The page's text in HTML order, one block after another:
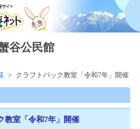
谷公民館
> クラフトバック教室「令和7年」開催
教室「令和7年」開催